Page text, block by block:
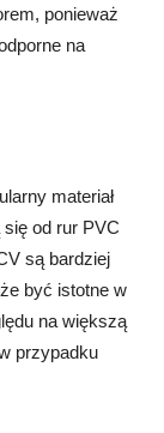
ponieważ
na
materiał
od rur PVC
są bardziej
być istotne w
na większą
przypadku